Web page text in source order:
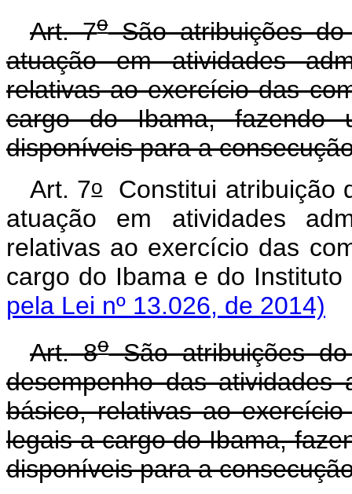
Art. 7oSão atribuições do
atuação em atividades
relativas ao exercício das
cargo do Ibama, fazendo
disponíveis para a
Art. 7oConstitui atribuição
atuação em atividades
relativas ao exercício das
cargo do Ibama e do
pela Lei nº 13.026, de 2014)
Art. 8oSão atribuições do
desempenho das
básico, relativas ao
legais a cargo do Ibama,
disponíveis para a